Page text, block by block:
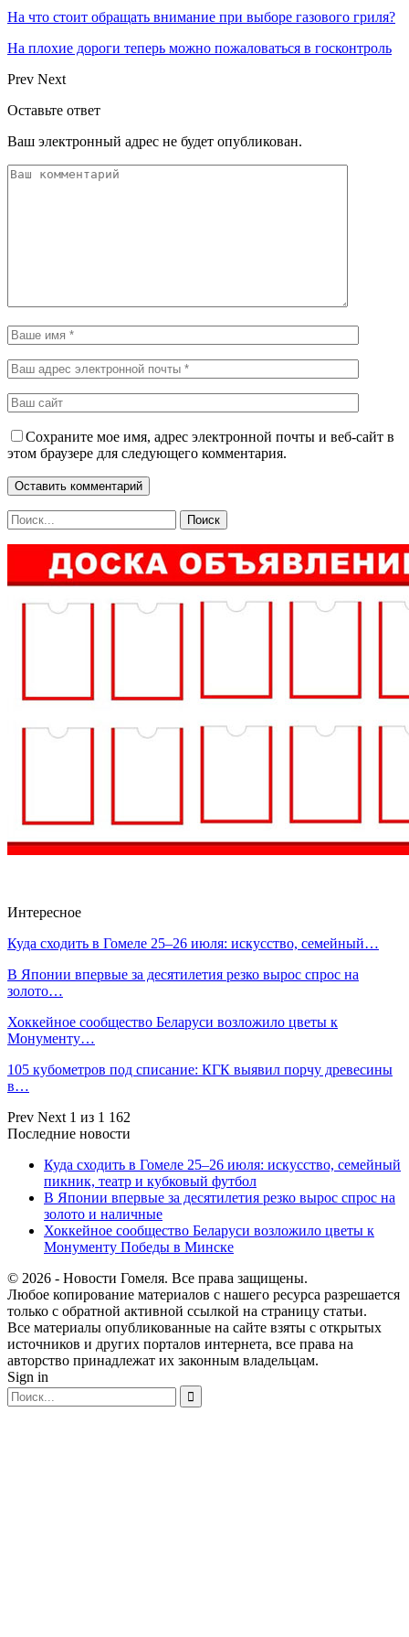
На что стоит обращать внимание при выборе газового гриля?
На плохие дороги теперь можно пожаловаться в госконтроль
Prev Next
Оставьте ответ
Ваш электронный адрес не будет опубликован.
Сохраните мое имя, адрес электронной почты и веб-сайт в
этом браузере для следующего комментария.
Интересное
Куда сходить в Гомеле 25–26 июля: искусство, семейный…
В Японии впервые за десятилетия резко вырос спрос на
золото…
Хоккейное сообщество Беларуси возложило цветы к
Монументу…
105 кубометров под списание: КГК выявил порчу древесины
в…
Prev Next 1 из 1 162
Последние новости
Куда сходить в Гомеле 25–26 июля: искусство, семейный
пикник, театр и кубковый футбол
В Японии впервые за десятилетия резко вырос спрос на
золото и наличные
Хоккейное сообщество Беларуси возложило цветы к
Монументу Победы в Минске
© 2026 - Новости Гомеля. Все права защищены.
Любое копирование материалов с нашего ресурса разрешается
только с обратной активной ссылкой на страницу статьи.
Все материалы опубликованные на сайте взяты с открытых
источников и других порталов интернета, все права на
авторство принадлежат их законным владельцам.
Sign in